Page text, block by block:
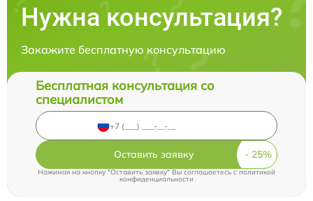
Нужна консультация?
Закажите бесплатную консультацию
Бесплатная консультация со
специалистом
Оставить заявку
Нажимая на кнопку "Оставить заявку" Вы соглашаетесь c политикой
конфиденциальности